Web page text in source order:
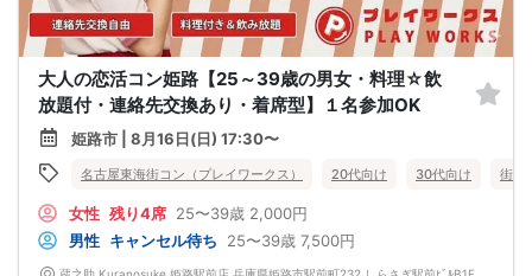
大人の恋活コン姫路【25～39歳の男女・料理☆飲
放題付・連絡先交換あり・着席型】１名参加OK
姫路市 | 8月16日(日) 17:30〜
名古屋東海街コン（プレイワークス） 20代向け 30代向け 街コ
女性 残り4席 25〜39歳 2,000円
男性 キャンセル待ち 25〜39歳 7,500円